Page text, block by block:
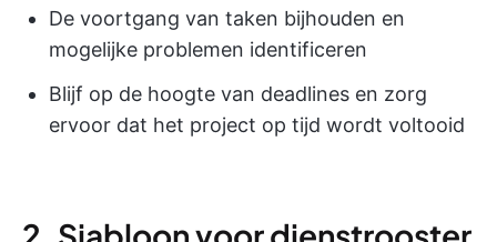
De voortgang van taken bijhouden en
mogelijke problemen identificeren
Blijf op de hoogte van deadlines en zorg
ervoor dat het project op tijd wordt voltooid